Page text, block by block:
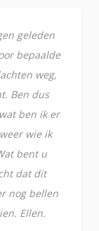
geleden
bepaalde
weg,
Ben dus
ben ik er
wie ik
bent u
dat dit
nog bellen
Ellen.